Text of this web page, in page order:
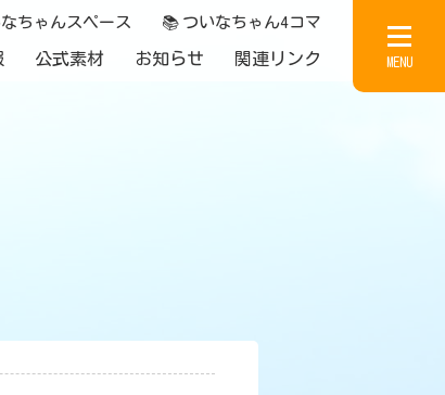
ちゃんスペース 📚 ついなちゃん4コマ
公式素材 お知らせ 関連リンク MENU